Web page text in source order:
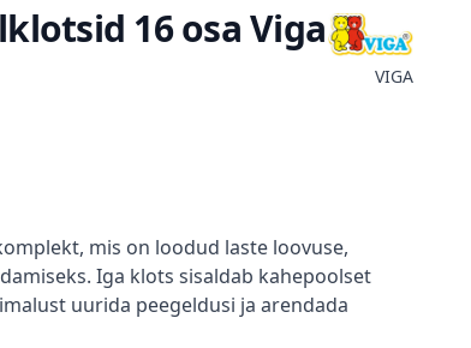
16 osa Viga
VIGA
mis on loodud laste loovuse,
Iga klots sisaldab kahepoolset
uurida peegeldusi ja arendada